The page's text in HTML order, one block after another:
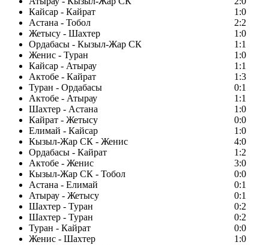
Кайсар - Кайрат
1:0
Астана - Тобол
2:2
Жетысу - Шахтер
1:0
Ордабасы - Кызыл-Жар СК
1:1
Женис - Туран
1:0
Кайсар - Атырау
1:1
Актобе - Кайрат
1:3
Туран - Ордабасы
0:1
Актобе - Атырау
1:1
Шахтер - Астана
1:0
Кайрат - Жетысу
0:0
Елимай - Кайсар
1:0
Кызыл-Жар СК - Женис
4:0
Ордабасы - Кайрат
1:2
Актобе - Женис
3:0
Кызыл-Жар СК - Тобол
0:0
Астана - Елимай
0:1
Атырау - Жетысу
0:1
Шахтер - Туран
0:2
Шахтер - Туран
0:2
Туран - Кайрат
0:0
Женис - Шахтер
1:0